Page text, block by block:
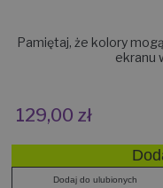
Pamiętaj, że kolory
ekranu
129,00 zł
Dodaj do ulubionych